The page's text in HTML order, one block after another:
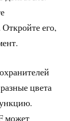
его,
цвета
может